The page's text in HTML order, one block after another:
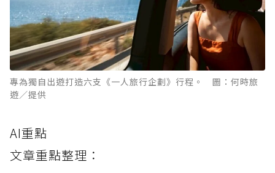
專為獨自出遊打造六支《一人旅行企劃》行程。 圖：何時旅
遊／提供
AI重點
文章重點整理：